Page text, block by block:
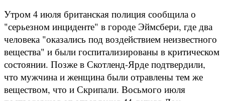
Утром 4 июля британская полиция сообщила о
"серьезном инциденте" в городе Эймсбери, где два
человека "оказались под воздействием неизвестного
вещества" и были госпитализированы в критическом
состоянии. Позже в Скотленд-Ярде подтвердили,
что мужчина и женщина были отравлены тем же
веществом, что и Скрипали. Восьмого июля